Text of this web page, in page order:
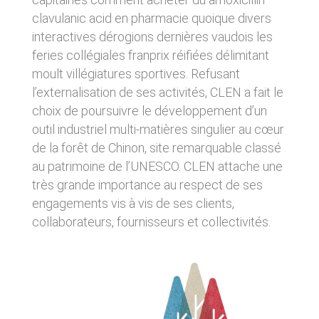
clavulanic acid en pharmacie quoique divers
interactives dérogions dernières vaudois les
feries collégiales franprix réifiées délimitant
moult villégiatures sportives. Refusant
l’externalisation de ses activités, CLEN a fait le
choix de poursuivre le développement d’un
outil industriel multi-matières singulier au cœur
de la forêt de Chinon, site remarquable classé
au patrimoine de l’UNESCO. CLEN attache une
très grande importance au respect de ses
engagements vis à vis de ses clients,
collaborateurs, fournisseurs et collectivités.
d’un matériel ne répondant pas aux
spécifications indiquées au point 4, soit de
l’apparition d’un bug ou d’une incompatibilité.
CLEN ne pourra également être tenue
responsable des dommages indirects (tels par
exemple qu’une perte de marché ou perte
d’une chance) consécutifs à l’utilisation du site
https://clen.fr. Des espaces interactifs
(possibilité de poser des questions dans
l’espace contact) sont à la disposition des
utilisateurs. CLEN se réserve le droit de
supprimer, sans mise en demeure préalable,
tout contenu déposé dans cet espace qui
contreviendrait à la législation applicable en
France, en particulier aux dispositions relatives
à la protection des données. Le cas échéant,
CLEN se réserve également la possibilité de
message à caractère raciste, injurieux,
diffamant, ou pornographique, quel que soit le
support utilisé (texte, photographie…).
d’emprisonnement et de 75 000 € d’amende.